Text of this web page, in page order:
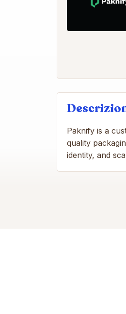
Paknify is a
quality
identity, and